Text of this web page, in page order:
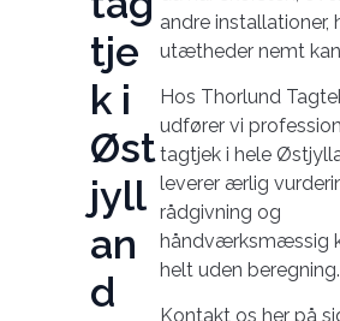
tje
k i
Øst
jyll
an
d
andre installationer,
utætheder nemt
Hos Thorlund
udfører vi
tagtjek i hele
leverer ærlig
rådgivning og
håndværksmæssig
helt uden beregning.
Kontakt os her på